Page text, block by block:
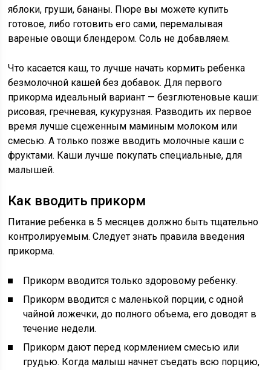
яблоки, груши, бананы. Пюре вы можете купить
готовое, либо готовить его сами, перемалывая
вареные овощи блендером. Соль не добавляем.
Что касается каш, то лучше начать кормить ребенка
безмолочной кашей без добавок. Для первого
прикорма идеальный вариант — безглютеновые каши:
рисовая, гречневая, кукурузная. Разводить их первое
время лучше сцеженным маминым молоком или
смесью. А только позже вводить молочные каши с
фруктами. Каши лучше покупать специальные, для
малышей.
Как вводить прикорм
Питание ребенка в 5 месяцев должно быть тщательно
контролируемым. Следует знать правила введения
прикорма.
Прикорм вводится только здоровому ребенку.
Прикорм вводится с маленькой порции, с одной
чайной ложечки, до полного объема, его доводят в
течение недели.
Прикорм дают перед кормлением смесью или
грудью. Когда малыш начнет съедать всю порцию,